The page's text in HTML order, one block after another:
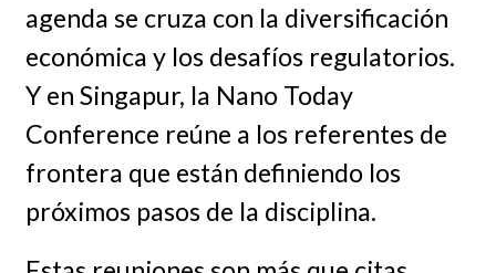
agenda se cruza con la diversificación
económica y los desafíos regulatorios.
Y en Singapur, la Nano Today
Conference reúne a los referentes de
frontera que están definiendo los
próximos pasos de la disciplina.